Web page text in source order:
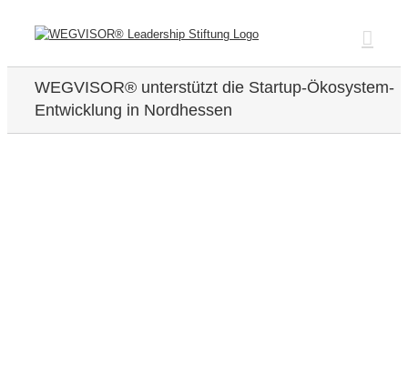
WEGVISOR® unterstützt die Startup-Ökosystem-
Entwicklung in Nordhessen